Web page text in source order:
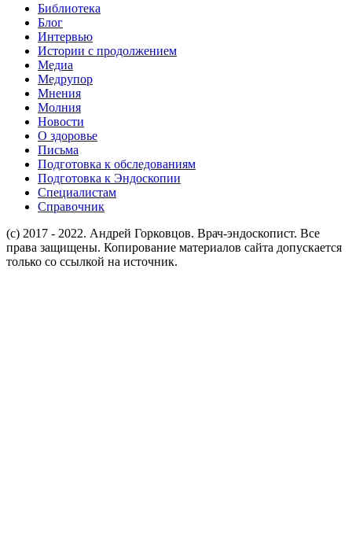
Библиотека
Блог
Интервью
Истории с продолжением
Медиа
Медрупор
Мнения
Молния
Новости
О здоровье
Письма
Подготовка к обследованиям
Подготовка к Эндоскопии
Специалистам
Справочник
(c) 2017 - 2022. Андрей Горковцов. Врач-эндоскопист. Все
права защищены. Копирование материалов сайта допускается
только со ссылкой на источник.